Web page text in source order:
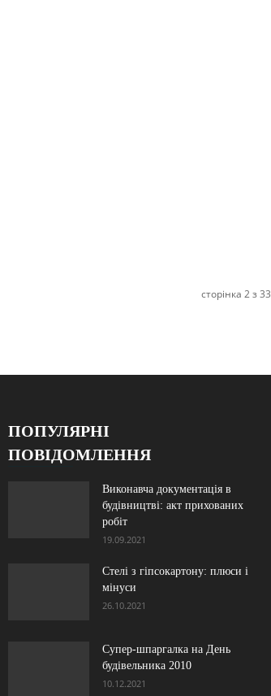
сторінка 2 з 33
ПОПУЛЯРНІ
ПОВІДОМЛЕННЯ
Виконавча документація в
будівництві: акт прихованих
робіт
19.09.2021
Стелі з гіпсокартону: плюси і
мінуси
26.10.2021
Супер-шпаргалка на День
будівельника 2010
10.12.2021